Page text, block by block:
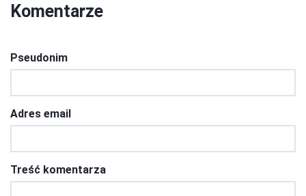
Komentarze
Pseudonim
Adres email
Treść komentarza